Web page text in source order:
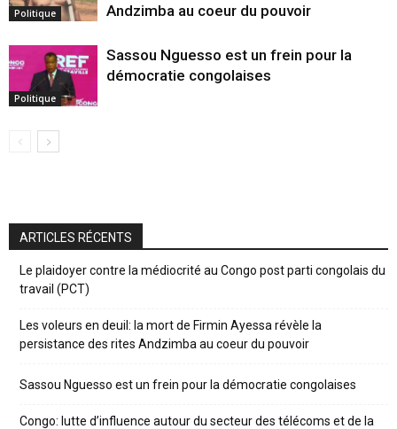
Politique
Andzimba au coeur du pouvoir
Politique
Sassou Nguesso est un frein pour la
démocratie congolaises
ARTICLES RÉCENTS
Le plaidoyer contre la médiocrité au Congo post parti congolais du
travail (PCT)
Les voleurs en deuil: la mort de Firmin Ayessa révèle la
persistance des rites Andzimba au coeur du pouvoir
Sassou Nguesso est un frein pour la démocratie congolaises
Congo: lutte d’influence autour du secteur des télécoms et de la